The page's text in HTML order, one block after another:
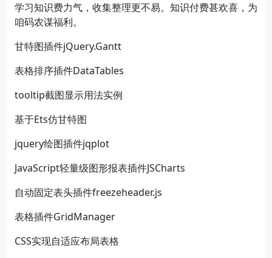
学习知识费力气，收集整理更不易。知识付费甚欢喜，为
咱码农谋福利。
甘特图插件jQuery.Gantt
表格排序插件DataTables
tooltip截图显示用法实例
基于Ets仿甘特图
jquery绘图插件jqplot
JavaScript轻量级图形报表插件JSCharts
自动固定表头插件freezeheader.js
表格插件GridManager
CSS实现自适应布局表格